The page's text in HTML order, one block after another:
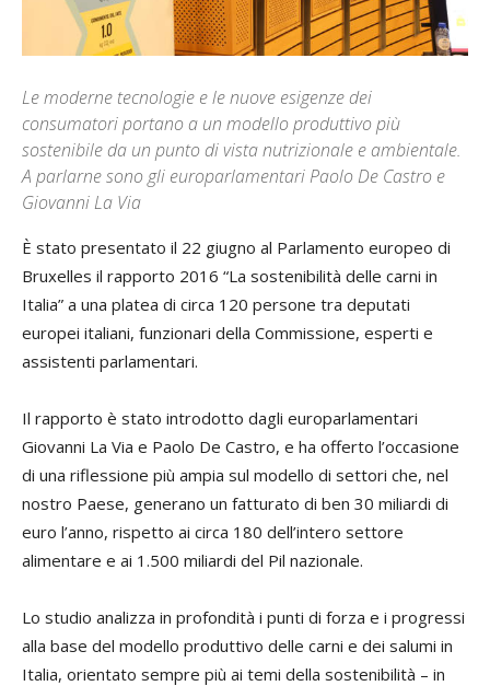
Le moderne tecnologie e le nuove esigenze dei
consumatori portano a un modello produttivo più
sostenibile da un punto di vista nutrizionale e ambientale.
A parlarne sono gli europarlamentari Paolo De Castro e
Giovanni La Via
È stato presentato il 22 giugno al Parlamento europeo di
Bruxelles il rapporto 2016 “La sostenibilità delle carni in
Italia” a una platea di circa 120 persone tra deputati
europei italiani, funzionari della Commissione, esperti e
assistenti parlamentari.
Il rapporto è stato introdotto dagli europarlamentari
Giovanni La Via e Paolo De Castro, e ha offerto l’occasione
di una riflessione più ampia sul modello di settori che, nel
nostro Paese, generano un fatturato di ben 30 miliardi di
euro l’anno, rispetto ai circa 180 dell’intero settore
alimentare e ai 1.500 miliardi del Pil nazionale.
Lo studio analizza in profondità i punti di forza e i progressi
alla base del modello produttivo delle carni e dei salumi in
Italia, orientato sempre più ai temi della sostenibilità – in